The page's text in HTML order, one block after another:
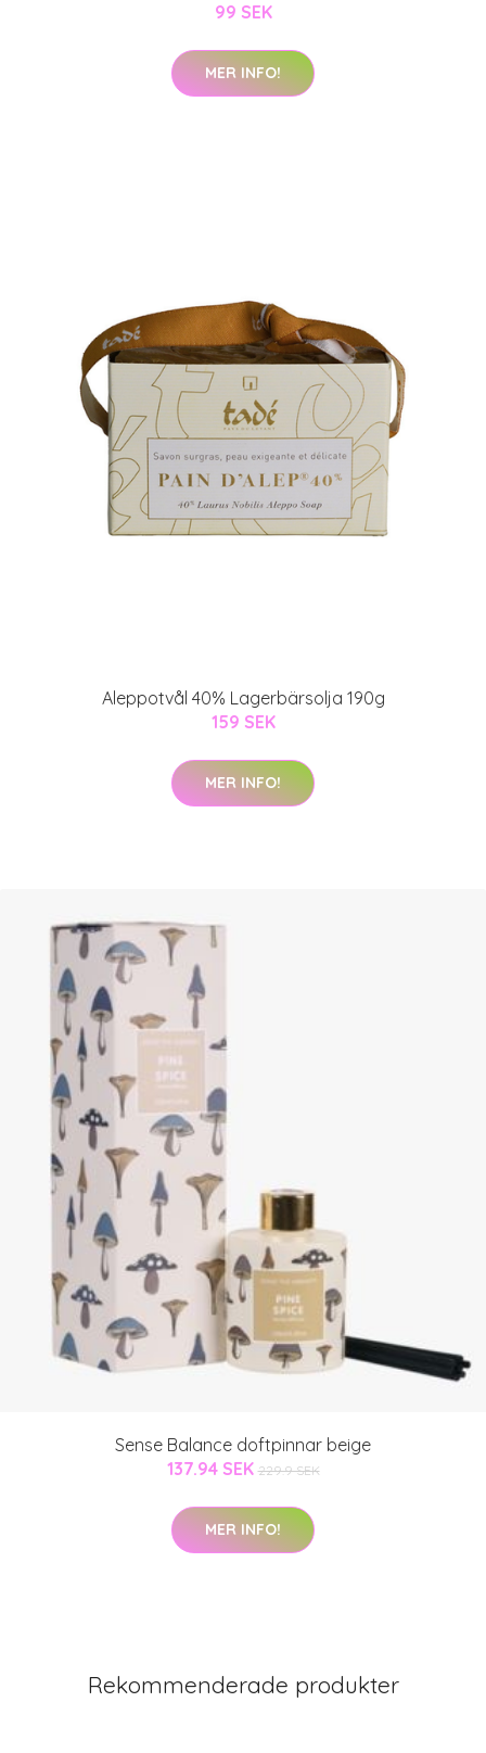
99 SEK
MER INFO!
Aleppotvål 40% Lagerbärsolja 190g
159 SEK
MER INFO!
Sense Balance doftpinnar beige
137.94 SEK 229.9 SEK
MER INFO!
Rekommenderade produkter